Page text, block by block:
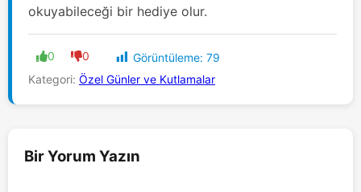
okuyabileceği bir hediye olur.
0 0 Görüntüleme: 79
Kategori: Özel Günler ve Kutlamalar
Bir Yorum Yazın